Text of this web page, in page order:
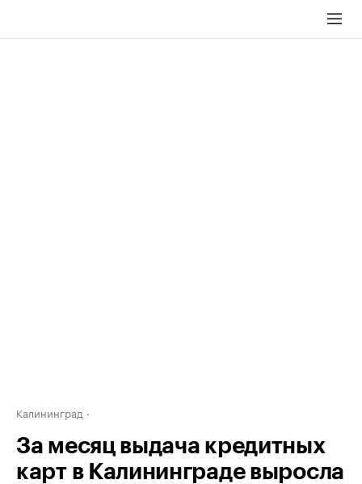
Калининград
За месяц выдача кредитных
карт в Калининграде выросла